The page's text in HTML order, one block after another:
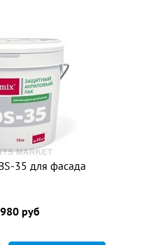
35 для фасада
руб